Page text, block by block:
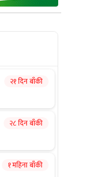
२१ दिन बाँकी
२८ दिन बाँकी
१ महिना बाँकी